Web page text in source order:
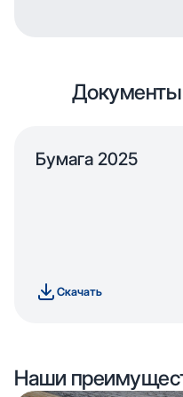
Документы
Бумага 2025
Скачать
Наши